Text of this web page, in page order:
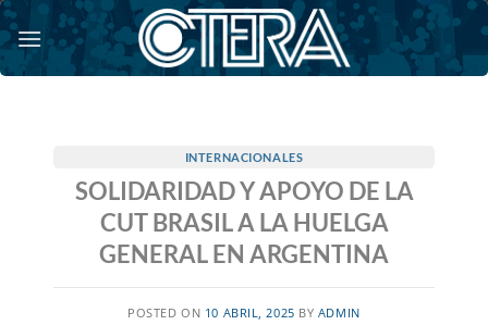
Saltar
al
contenido
INTERNACIONALES
SOLIDARIDAD Y APOYO DE LA
CUT BRASIL A LA HUELGA
GENERAL EN ARGENTINA
POSTED ON 10 ABRIL, 2025 BY ADMIN